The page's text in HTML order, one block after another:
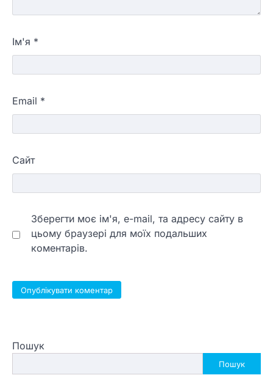
Ім'я *
Email *
Сайт
Зберегти моє ім'я, e-mail, та адресу сайту в
цьому браузері для моїх подальших
коментарів.
Пошук
Пошук